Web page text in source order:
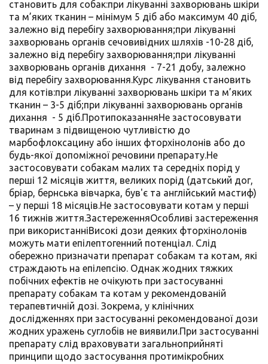
становить для собак:при лікуванні захворювань шкіри
та м’яких тканин – мінімум 5 діб або максимум 40 діб,
залежно від перебігу захворювання;при лікуванні
захворювань органів сечовивідних шляхів -10-28 діб,
залежно від перебігу захворювання;при лікуванні
захворювань органів дихання - 7-21 добу, залежно
від перебігу захворювання.Курс лікування становить
для котів:при лікуванні захворювань шкіри та м’яких
тканин – 3-5 діб;при лікуванні захворювань органів
дихання - 5 діб.ПротипоказанняНе застосовувати
тваринам з підвищеною чутливістю до
марбофлоксацину або інших фторхінолонів або до
будь-якої допоміжної речовини препарату.Не
застосовувати собакам малих та середніх порід у
перші 12 місяців життя, великих порід (датський дог,
бріар, бернська вівчарка, був'є та англійський мастиф)
– у перші 18 місяців.Не застосовувати котам у перші
16 тижнів життя.ЗастереженняОсобливі застереження
при використанніВисокі дози деяких фторхінолонів
можуть мати епілептогенний потенціал. Слід
обережно призначати препарат собакам та котам, які
страждають на епілепсію. Однак жодних тяжких
побічних ефектів не очікують при застосуванні
препарату собакам та котам у рекомендованій
терапевтичній дозі. Зокрема, у клінічних
дослідженнях при застосуванні рекомендованої дози
жодних уражень суглобів не виявили.При застосуванні
препарату слід враховувати загальноприйняті
принципи щодо застосування протимікробних